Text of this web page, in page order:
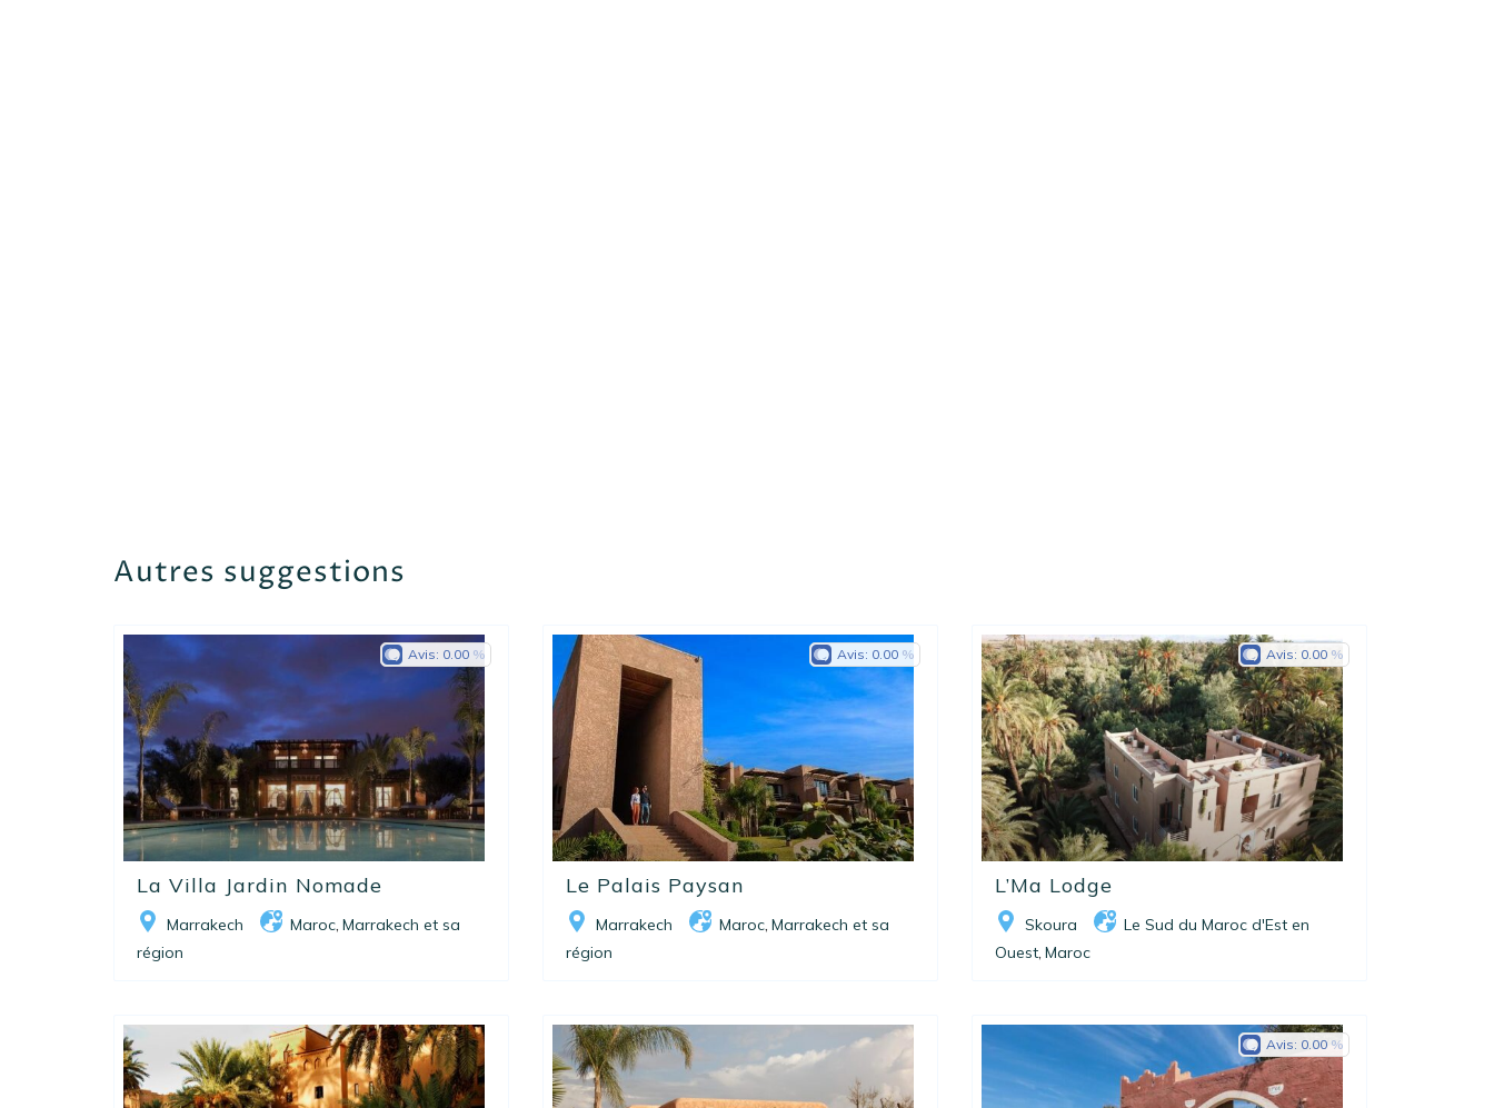
Autres suggestions
La Villa Jardin Nomade
Marrakech Maroc Marrakech et sa
région
Avis: 0.00
Le Palais Paysan
Marrakech Maroc ,Marrakech et sa
région
Avis: 0.00
L’Ma Lodge
Skoura
Le Sud du Maroc d'Est en
Ouest ,Maroc
Avis: 0.00
Avis: 0.00